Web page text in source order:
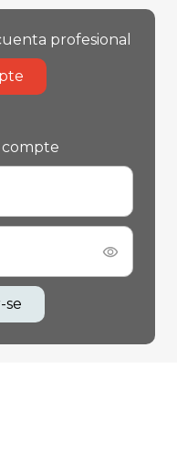
profesional
se